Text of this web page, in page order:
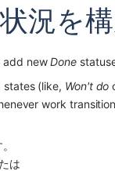
況を
add new Done
(like, Won't do
work
は